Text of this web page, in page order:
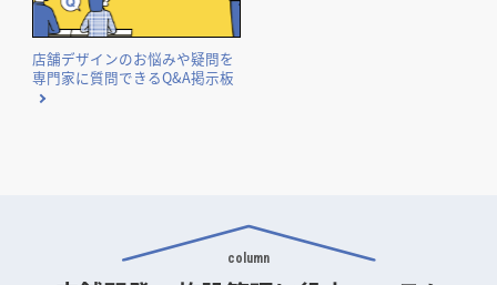
店舗デザインのお悩みや疑問を
専門家に質問できるQ&A掲示板
column